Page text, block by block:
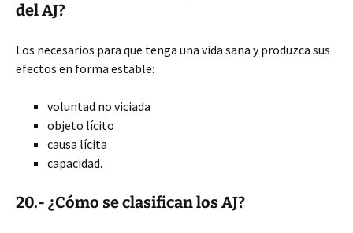
del AJ?
Los necesarios para que tenga una vida sana y produzca sus
efectos en forma estable:
voluntad no viciada
objeto lícito
causa lícita
capacidad.
20.- ¿Cómo se clasifican los AJ?